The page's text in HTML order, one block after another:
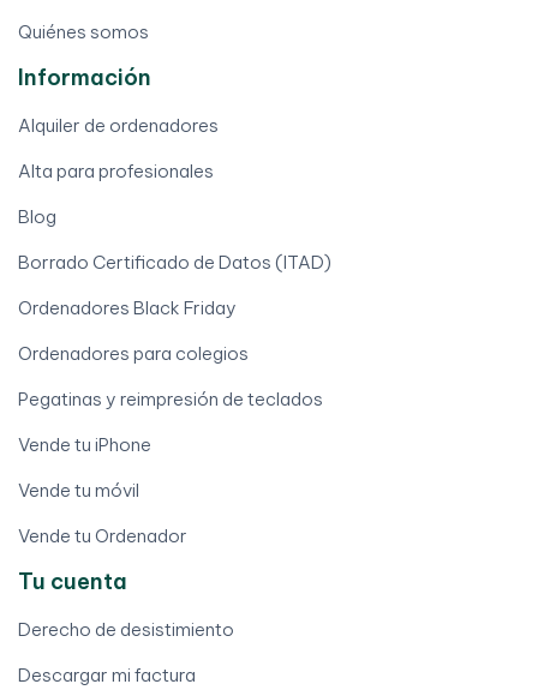
Quiénes somos
Información
Alquiler de ordenadores
Alta para profesionales
Blog
Borrado Certificado de Datos (ITAD)
Ordenadores Black Friday
Ordenadores para colegios
Pegatinas y reimpresión de teclados
Vende tu iPhone
Vende tu móvil
Vende tu Ordenador
Tu cuenta
Derecho de desistimiento
Descargar mi factura